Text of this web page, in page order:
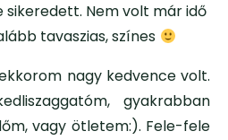
sikeredett. Nem volt már idő
tavaszias, színes
nagy kedvence volt.
gyakrabban
vagy ötletem:). Fele-fele